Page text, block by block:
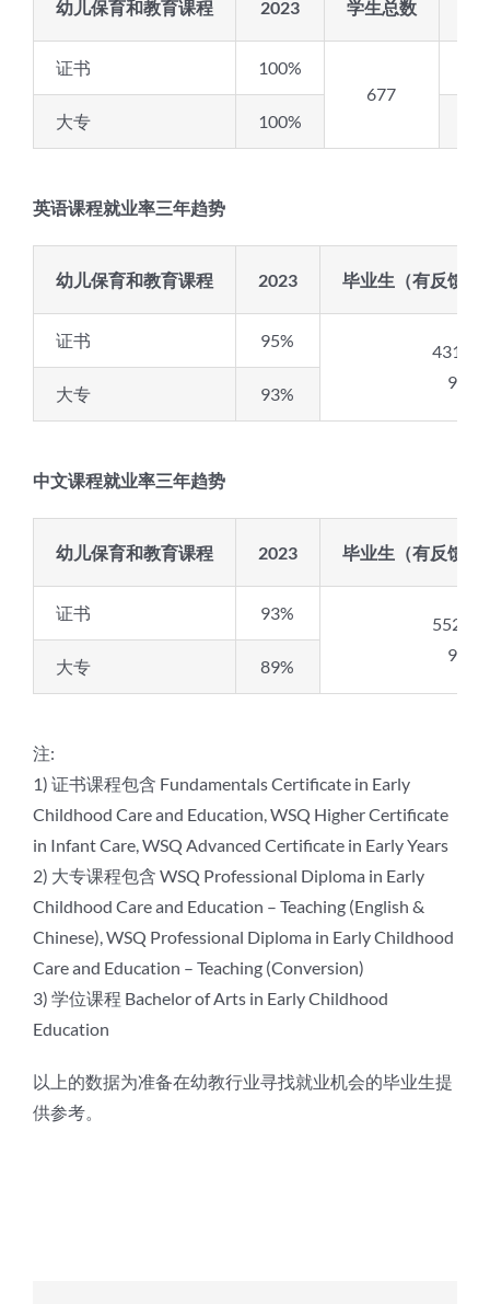
幼儿保育和教育课程 2023 学生总数
证书
100%
677
大专 100%
英语课程就业率三年趋势
幼儿保育和教育课程 2023 毕业生（有反馈之
证书 95%
431/
94%
大专 93%
中文课程就业率三年趋势
幼儿保育和教育课程 2023 毕业生（有反馈之
证书 93%
552/
91%
大专 89%
注:
1) 证书课程包含 Fundamentals Certificate in Early
Childhood Care and Education, WSQ Higher Certificate
in Infant Care, WSQ Advanced Certificate in Early Years
2) 大专课程包含 WSQ Professional Diploma in Early
Childhood Care and Education – Teaching (English &
Chinese), WSQ Professional Diploma in Early Childhood
Care and Education – Teaching (Conversion)
3) 学位课程 Bachelor of Arts in Early Childhood
Education
以上的数据为准备在幼教行业寻找就业机会的毕业生提
供参考。